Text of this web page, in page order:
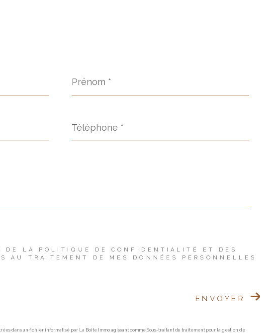
*
*
DE LA POLITIQUE DE CONFIDENTIALITÉ ET DES
AU TRAITEMENT DE MES DONNÉES PERSONNELLES
ENVOYER
dans un fichier informatisé par La Boite Immo agissant comme Sous-traitant du traitement pour la gestion de